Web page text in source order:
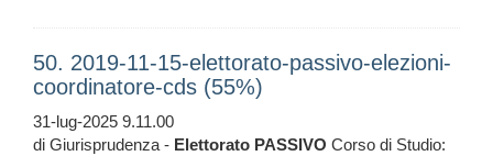
50. 2019-11-15-elettorato-passivo-elezioni-
coordinatore-cds (55%)
31-lug-2025 9.11.00
di Giurisprudenza - Elettorato PASSIVO Corso di Studio: